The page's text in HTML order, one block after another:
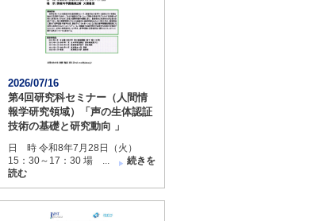
2026/07/16
第4回研究科セミナー（人間情
報学研究領域）「声の生体認証
技術の基礎と研究動向 」
日 時 令和8年7月28日（火）
15：30～17：30 場 ...
続きを
読む